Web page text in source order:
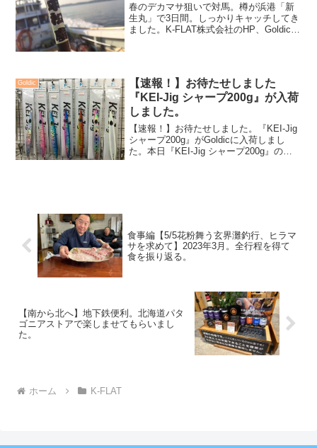
春のデカマサ狙いで対馬。樽が浜港「新
生丸」で3日間。しっかりキャッチしてき
ました。K-FLAT株式会社のHP、Goldicの
Goldic
【速報！】お待たせしました
『KEI-Jig シャープ200g』が入荷
しました。
【速報！】お待たせしました。『KEI-Jig
シャープ200g』がGoldicに入荷しまし
た。本日『KEI-Jig シャープ200g』の人
食事編【5/5花粉舞う玄界灘釣行、ヒラマ
サを求めて】2023年3月。全行程を得て
食を振り返る。
【南から北へ】地下鉄便利。北海道パタ
ゴニアストアで楽しませてもらいまし
た。
ホーム K-FLAT